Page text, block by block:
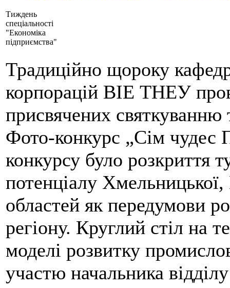
Тиждень
спеціальності
"Економіка
підприємства"
Традиційно щороку
корпорацій ВІЕ ТНЕУ
присвячених
Фото-конкурс „Сім чудес
конкурсу було розкриття
потенціалу Хмельницької,
областей як передумови
регіону. Круглий стіл на
моделі розвитку
участю начальника